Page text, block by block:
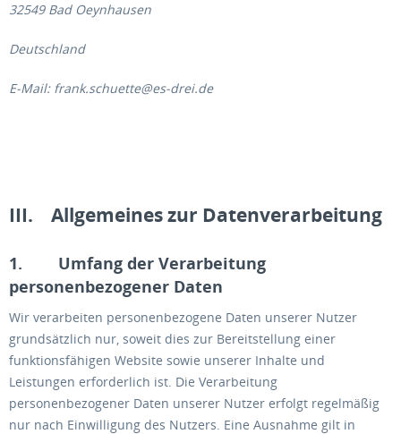
32549 Bad Oeynhausen
Deutschland
E-Mail: frank.schuette@es-drei.de
III. Allgemeines zur Datenverarbeitung
1. Umfang der Verarbeitung
personenbezogener Daten
Wir verarbeiten personenbezogene Daten unserer Nutzer
grundsätzlich nur, soweit dies zur Bereitstellung einer
funktionsfähigen Website sowie unserer Inhalte und
Leistungen erforderlich ist. Die Verarbeitung
personenbezogener Daten unserer Nutzer erfolgt regelmäßig
nur nach Einwilligung des Nutzers. Eine Ausnahme gilt in